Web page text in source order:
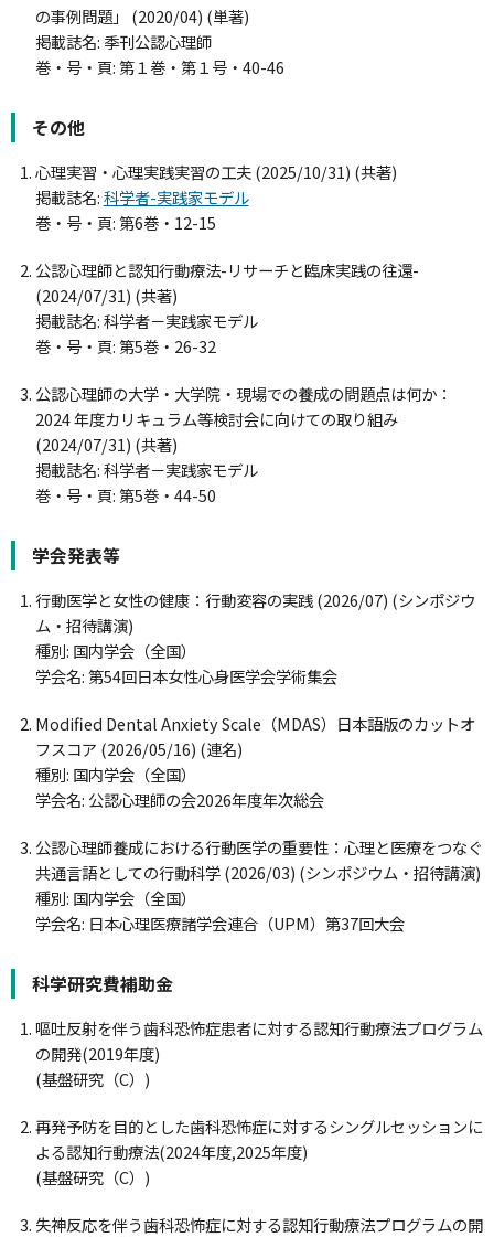
の事例問題」 (2020/04) (単著)
掲載誌名: 季刊公認心理師
巻・号・頁: 第１巻・第１号・40-46
その他
心理実習・心理実践実習の工夫 (2025/10/31) (共著)
掲載誌名:科学者-実践家モデル
巻・号・頁: 第6巻・12-15
公認心理師と認知行動療法-リサーチと臨床実践の往還-
(2024/07/31) (共著)
掲載誌名: 科学者－実践家モデル
巻・号・頁: 第5巻・26-32
公認心理師の大学・大学院・現場での養成の問題点は何か：
2024 年度カリキュラム等検討会に向けての取り組み
(2024/07/31) (共著)
掲載誌名: 科学者－実践家モデル
巻・号・頁: 第5巻・44-50
学会発表等
行動医学と女性の健康：行動変容の実践 (2026/07) (シンポジウ
ム・招待講演)
種別: 国内学会（全国）
学会名: 第54回日本女性心身医学会学術集会
Modified Dental Anxiety Scale（MDAS）日本語版のカットオ
フスコア (2026/05/16) (連名)
種別: 国内学会（全国）
学会名: 公認心理師の会2026年度年次総会
公認心理師養成における行動医学の重要性：心理と医療をつなぐ
共通言語としての行動科学 (2026/03) (シンポジウム・招待講演)
種別: 国内学会（全国）
学会名: 日本心理医療諸学会連合（UPM）第37回大会
科学研究費補助金
嘔吐反射を伴う歯科恐怖症患者に対する認知行動療法プログラム
の開発(2019年度)
(基盤研究（C）)
再発予防を目的とした歯科恐怖症に対するシングルセッションに
よる認知行動療法(2024年度,2025年度)
(基盤研究（C）)
失神反応を伴う歯科恐怖症に対する認知行動療法プログラムの開